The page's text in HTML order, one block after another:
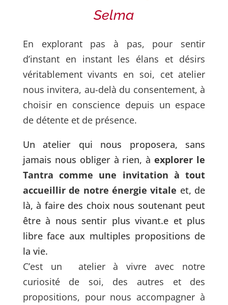
Selma
En explorant pas à pas, pour sentir
d’instant en instant les élans et désirs
véritablement vivants en soi, cet atelier
nous invitera, au-delà du consentement, à
choisir en conscience depuis un espace
de détente et de présence.
Un atelier qui nous proposera, sans
jamais nous obliger à rien, àexplorer le
Tantra comme une invitation à tout
accueillir de notre énergie vitale et, de
là, à faire des choix nous soutenant peut
être à nous sentir plus vivant.e et plus
libre face aux multiples propositions de
la vie.
C’est un atelier à vivre avec notre
curiosité de soi, des autres et des
propositions, pour nous accompagner à